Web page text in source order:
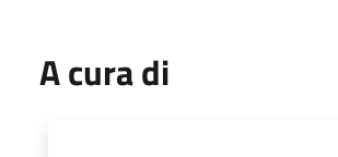
A cura di